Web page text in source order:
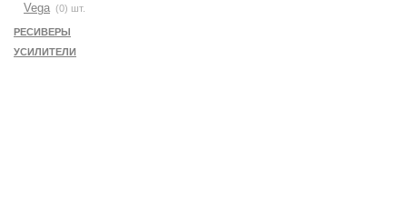
Vega (0) шт.
РЕСИВЕРЫ
УСИЛИТЕЛИ